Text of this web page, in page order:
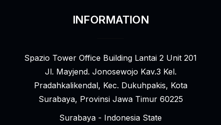
INFORMATION
Spazio Tower Office Building Lantai 2 Unit 201
Jl. Mayjend. Jonosewojo Kav.3 Kel.
Pradahkalikendal, Kec. Dukuhpakis, Kota
Surabaya, Provinsi Jawa Timur 60225
Surabaya - Indonesia State